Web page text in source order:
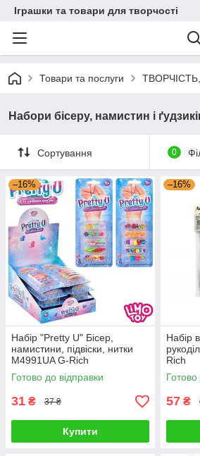
Іграшки та товари для творчості
Товари та послуги
Набори бісеру, намистин і
Сортування 0
–16%
Набір "Pretty U" Бісер,
намистини, підвіски, нитки
M4991UA G-Rich
Готово до відправки
31 ₴ 37 ₴
Купити
–16%
Набір
Rich
Готово
57 ₴